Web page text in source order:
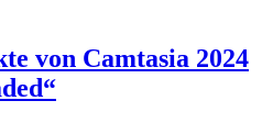
von Camtasia 2024